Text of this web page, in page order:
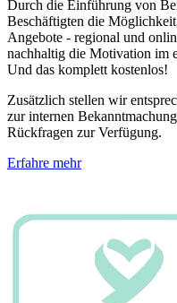
Durch die Einführung von
Beschäftigten die
Angebote - regional und
nachhaltig die Motivation im
Und das komplett kostenlos!
Zusätzlich stellen wir
zur internen
Rückfragen zur Verfügung.
Erfahre mehr